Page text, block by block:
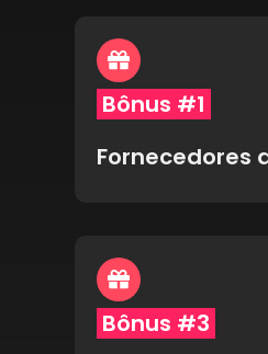
Bônus #1
Fornecedores
Bônus #3